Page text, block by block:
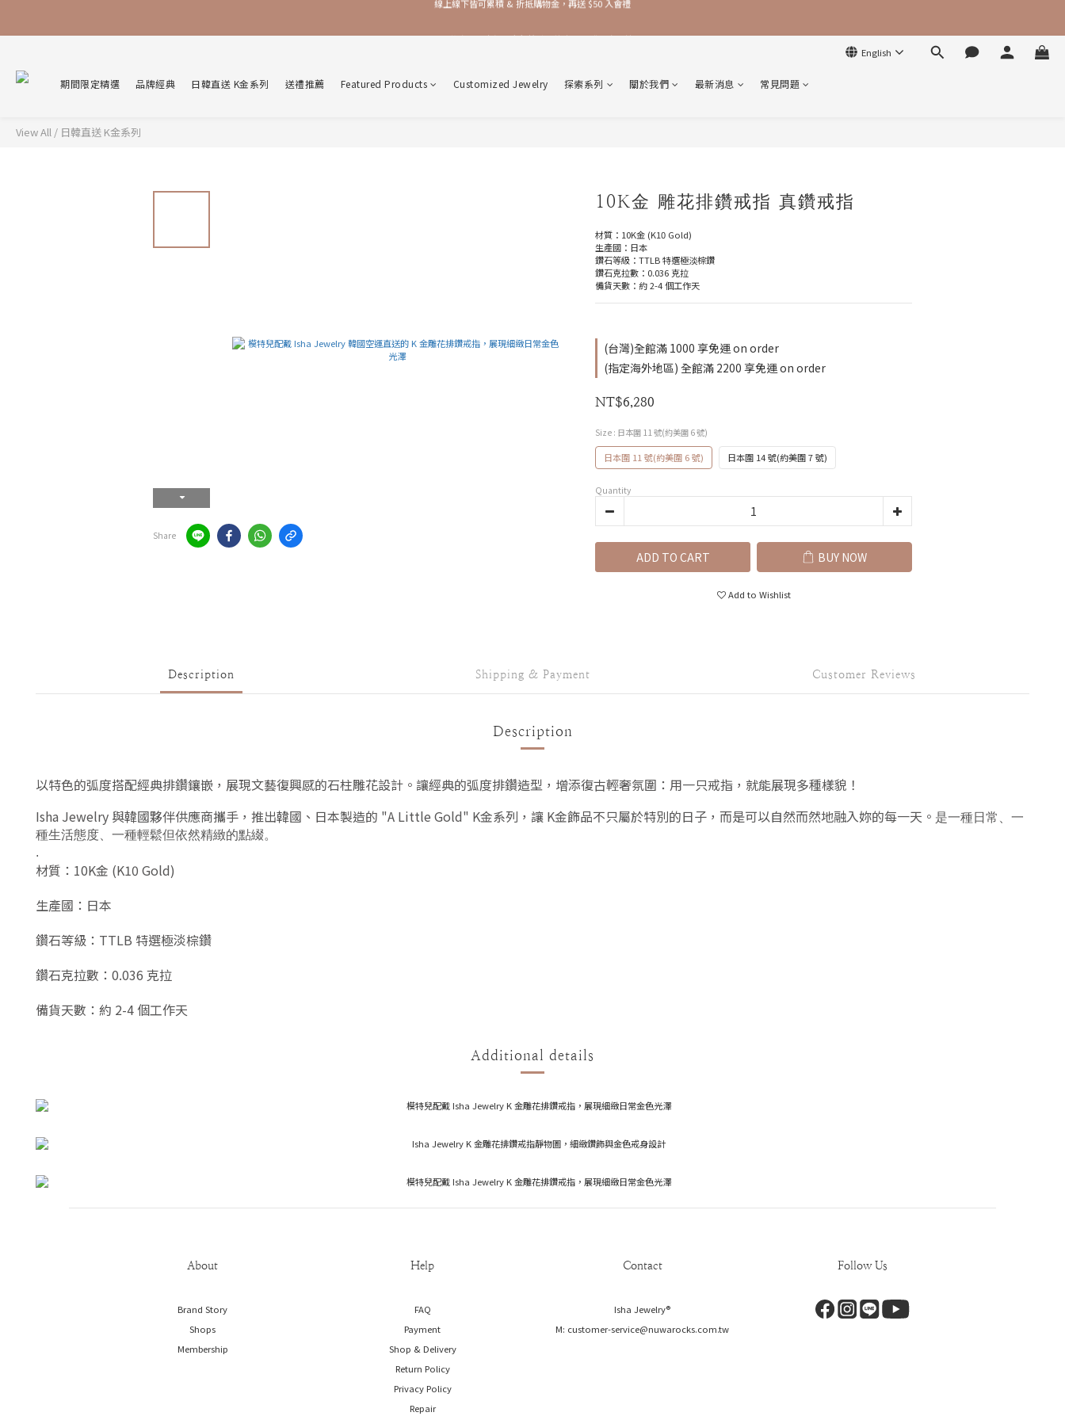
English
期間限定精選 品牌經典 日韓直送 K金系列 送禮推薦 Featured Products Customized Jewelry 探索系列 關於我們 最新消息 常見問題
View All / 日韓直送 K金系列
Share
10K金 雕花排鑽戒指 真鑽戒指
材質：10K金 (K10 Gold)
生產國：日本
鑽石等級：TTLB 特選極淡棕鑽
鑽石克拉數：0.036 克拉
備貨天數：約 2-4 個工作天
(台灣)全館滿 1000 享免運 on order
(指定海外地區) 全館滿 2200 享免運 on order
NT$6,280
Size : 日本圍 11 號(約美圍 6 號)
日本圍 11 號(約美圍 6 號) 日本圍 14 號(約美圍 7 號)
Quantity
ADD TO CART BUY NOW
Add to Wishlist
Description Shipping & Payment Customer Reviews
Description
以特色的弧度搭配經典排鑽鑲嵌， 展現文藝復興感的石柱雕花設計。讓經典的弧度排鑽造型， 增添復古輕奢氛圍：用一只戒指，就能展現多種樣貌！
Isha Jewelry 與韓國夥伴供應商攜手，推出韓國、日本製造的 "A Little Gold" K金系列，讓 K金飾品不只屬於特別的日子，而是可以自然而然地融入妳的每一天。 是一種日常、一
種生活態度、一種輕鬆但依然精緻的點綴。
.
材質：10K金 (K10 Gold)
生產國：日本
鑽石等級：TTLB 特選極淡棕鑽
鑽石克拉數：0.036 克拉
備貨天數：約 2-4 個工作天
Additional details
About
Brand Story
Shops
Membership
Help
FAQ
Payment
Shop & Delivery
Return Policy
Privacy Policy
Repair
Contact
Isha Jewelry®️
M: customer-service@nuwarocks.com.tw
Follow Us